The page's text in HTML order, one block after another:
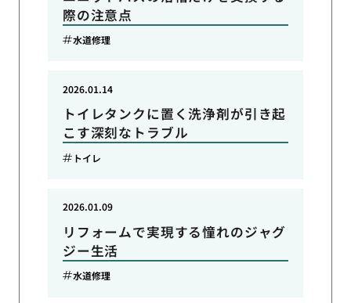
際の注意点
水道修理
トイレタンクに置く洗浄剤が引き起
こす深刻なトラブル
2026.01.14
トイレ
リフォームで実現する憧れのジャグ
ジー生活
2026.01.09
水道修理